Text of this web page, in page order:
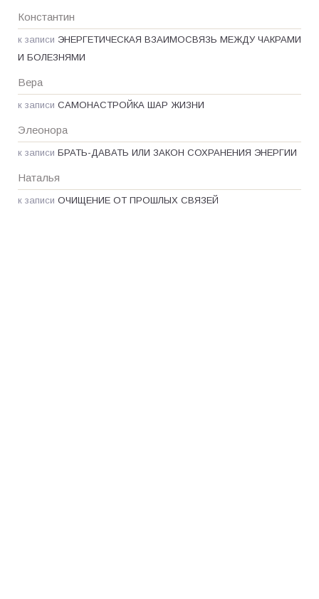
Константин
к записи ЭНЕРГЕТИЧЕСКАЯ ВЗАИМОСВЯЗЬ МЕЖДУ ЧАКРАМИ
И БОЛЕЗНЯМИ
Вера
к записи САМОНАСТРОЙКА ШАР ЖИЗНИ
Элеонора
к записи БРАТЬ-ДАВАТЬ ИЛИ ЗАКОН СОХРАНЕНИЯ ЭНЕРГИИ
Наталья
к записи ОЧИЩЕНИЕ ОТ ПРОШЛЫХ СВЯЗЕЙ